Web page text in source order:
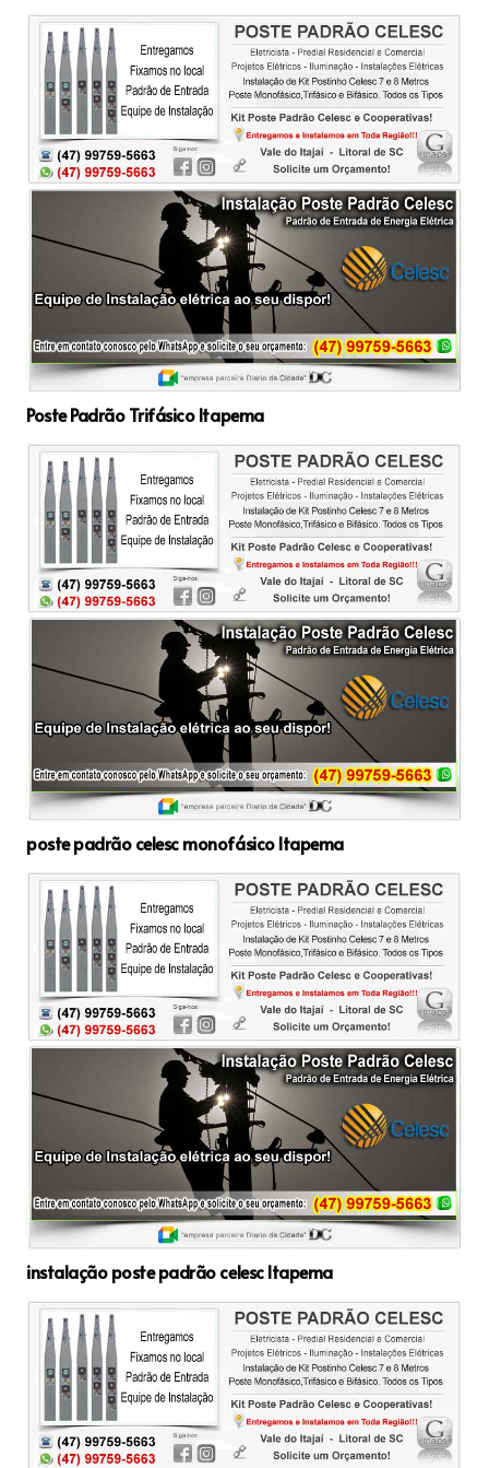
Poste Padrão Trifásico Itapema
poste padrão celesc monofásico Itapema
instalação poste padrão celesc Itapema